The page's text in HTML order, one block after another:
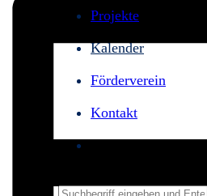
Projekte
Kalender
Förderverein
Kontakt